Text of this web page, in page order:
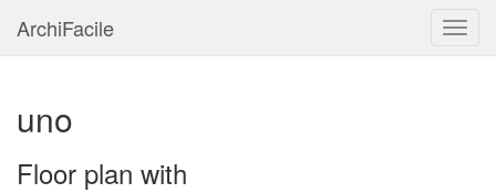
ArchiFacile
uno
Floor plan with